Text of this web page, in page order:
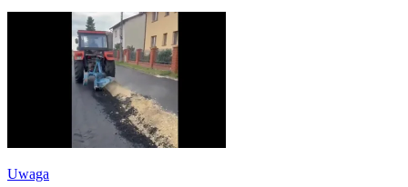
Uwaga